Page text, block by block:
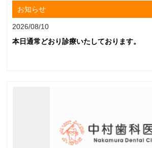
お知らせ
2026/08/10
本日通常どおり診療いたしております。